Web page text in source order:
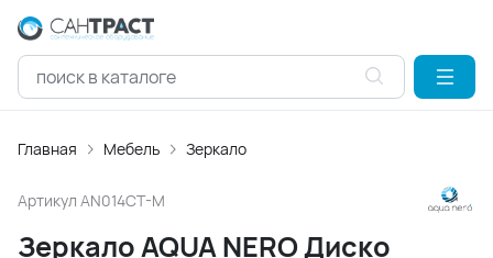
Главная Мебель Зеркало
Артикул AN014CT-M
Зеркало AQUA NERO Диско